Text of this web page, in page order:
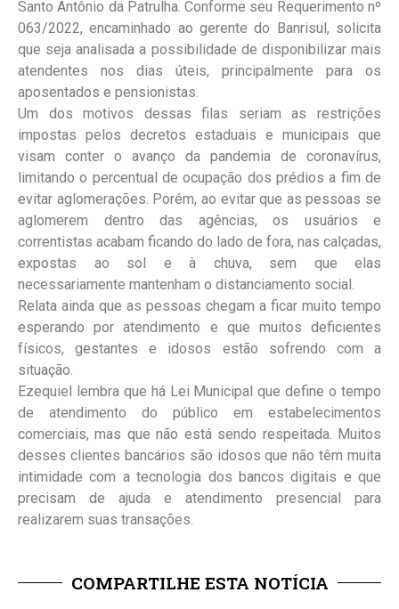
Santo Antônio da Patrulha. Conforme seu Requerimento nº
063/2022, encaminhado ao gerente do Banrisul, solicita
que seja analisada a possibilidade de disponibilizar mais
atendentes nos dias úteis, principalmente para os
aposentados e pensionistas.
Um dos motivos dessas filas seriam as restrições
impostas pelos decretos estaduais e municipais que
visam conter o avanço da pandemia de coronavírus,
limitando o percentual de ocupação dos prédios a fim de
evitar aglomerações. Porém, ao evitar que as pessoas se
aglomerem dentro das agências, os usuários e
correntistas acabam ficando do lado de fora, nas calçadas,
expostas ao sol e à chuva, sem que elas
necessariamente mantenham o distanciamento social.
Relata ainda que as pessoas chegam a ficar muito tempo
esperando por atendimento e que muitos deficientes
físicos, gestantes e idosos estão sofrendo com a
situação.
Ezequiel lembra que há Lei Municipal que define o tempo
de atendimento do público em estabelecimentos
comerciais, mas que não está sendo respeitada. Muitos
desses clientes bancários são idosos que não têm muita
intimidade com a tecnologia dos bancos digitais e que
precisam de ajuda e atendimento presencial para
realizarem suas transações.
COMPARTILHE ESTA NOTÍCIA